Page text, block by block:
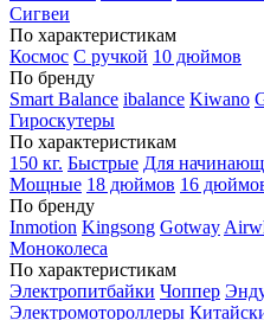
Сигвеи
По характеристикам
Космос С ручкой 10 дюймов
По бренду
Smart Balance ibalance Kiwano
Гироскутеры
По характеристикам
150 кг. Быстрые Для
Мощные 18 дюймов 16
По бренду
Inmotion Kingsong Gotway
Моноколеса
По характеристикам
Электропитбайки Чоппер
Электромотороллеры